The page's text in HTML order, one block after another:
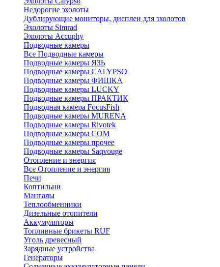
Недорогие эхолоты
Дублирующие мониторы, дисплеи для эхолотов
Эхолоты Simrad
Эхолоты Accuphy
Подводные камеры
Все Подводные камеры
Подводные камеры ЯЗЬ
Подводные камеры CALYPSO
Подводные камеры ФИШКА
Подводные камеры LUCKY
Подводные камеры ПРАКТИК
Подводная камера FocusFish
Подводные камеры MURENA
Подводные камеры Rivotek
Подводные камеры СОМ
Подводные камеры прочее
Подводные камеры Saqvouge
Отопление и энергия
Все Отопление и энергия
Печи
Коптильни
Мангалы
Теплообменники
Дизельные отопители
Аккумуляторы
Топливные брикеты RUF
Уголь древесный
Зарядные устройства
Генераторы